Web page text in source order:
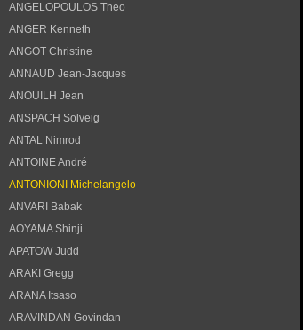
ANGELOPOULOS Theo
ANGER Kenneth
ANGOT Christine
ANNAUD Jean-Jacques
ANOUILH Jean
ANSPACH Solveig
ANTAL Nimrod
ANTOINE André
ANTONIONI Michelangelo
ANVARI Babak
AOYAMA Shinji
APATOW Judd
ARAKI Gregg
ARANA Itsaso
ARAVINDAN Govindan